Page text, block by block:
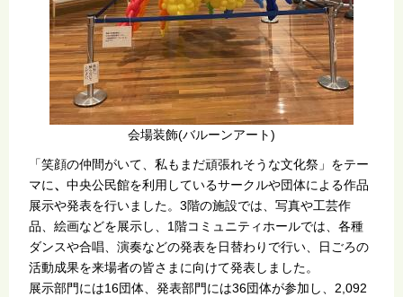
会場装飾(バルーンアート)
「笑顔の仲間がいて、私もまだ頑張れそうな文化祭」をテー
マに、 中央公民館を利用しているサークルや団体による作品
展示や発表を行いました。3階の施設では、写真や工芸作
品、絵画などを展示し、1階コミュニティホールでは、各種
ダンスや合唱、演奏などの発表を日替わりで行い、日ごろの
活動成果を来場者の皆さまに向けて発表しました。
展示部門には16団体、発表部門には36団体が参加し、2,092